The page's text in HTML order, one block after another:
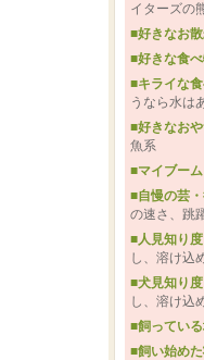
イターズの
■好きなお
■好きな食
■キライな
うなら水は
■好きなお
魚系
■マイブー
■自慢の芸
の速さ、跳
■人見知り
し、溶け込
■犬見知り
し、溶け込
■飼ってい
■飼い始め